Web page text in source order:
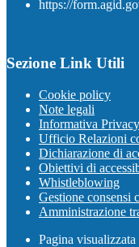
https://
Sezione Link Utili
Cookie policy
Note legali
Informativa Privacy
Ufficio Relazioni
Dichiarazione di
Obiettivi di
Whistleblowing
Gestione consensi
Amministrazione
Pagina visualizzata